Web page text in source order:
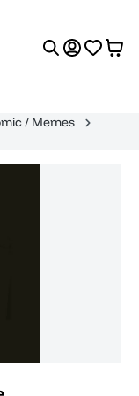
/ Memes